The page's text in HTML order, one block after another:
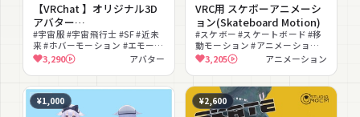
【VRChat 】オリジナル3D
アバター
「P05_ASTRO_MOCA」
#宇宙服 #宇宙飛行士 #SF #近未
来 #ホバーモーション #エモート
#メカ #撮影向け #クール #アニ
メーション
3,290 アバター
VRC用 スケボーアニメーシ
ョン(Skateboard Motion)
#スケボー #スケートボード #移
動モーション #アニメーション
#AFKモーション #ログインモー
ション #ストリート #撮影向け #
エモート #エフェクト
3,205 アニメーション
¥1,000 ¥2,600